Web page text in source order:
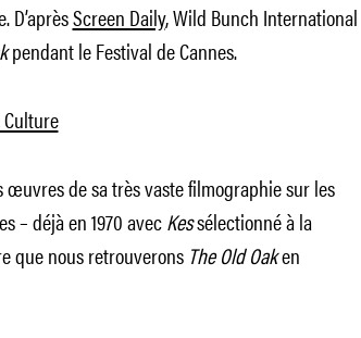
D’aprèsScreen Daily, Wild Bunch International
pendant le Festival de Cannes.
œuvres de sa très vaste filmographie sur les
– déjà en 1970 avecKessélectionné à la
que nous retrouverons The Old Oaken